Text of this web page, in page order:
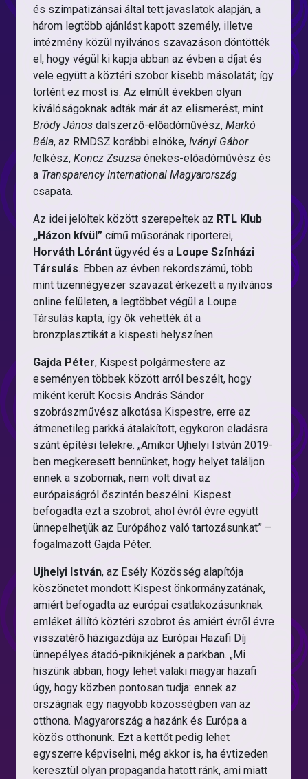
és szimpatizánsai által tett javaslatok alapján, a
három legtöbb ajánlást kapott személy, illetve
intézmény közül nyilvános szavazáson döntötték
el, hogy végül ki kapja abban az évben a díjat és
vele együtt a köztéri szobor kisebb másolatát; így
történt ez most is. Az elmúlt években olyan
kiválóságoknak adták már át az elismerést, mint
Bródy János dalszerző-előadóművész, Markó
Béla, az RMDSZ korábbi elnöke, Iványi Gábor
lelkész, Koncz Zsuzsa énekes-előadóművész és
a Transparency International Magyarország
csapata.
Az idei jelöltek között szerepeltek az RTL Klub
„Házon kívül” című műsorának riporterei,
Horváth Lóránt ügyvéd és a Loupe Színházi
Társulás. Ebben az évben rekordszámú, több
mint tizennégyezer szavazat érkezett a nyilvános
online felületen, a legtöbbet végül a Loupe
Társulás kapta, így ők vehették át a
bronzplasztikát a kispesti helyszínen.
Gajda Péter, Kispest polgármestere az
eseményen többek között arról beszélt, hogy
miként került Kocsis András Sándor
szobrászművész alkotása Kispestre, erre az
átmenetileg parkká átalakított, egykoron eladásra
szánt építési telekre. „Amikor Ujhelyi István 2019-
ben megkeresett bennünket, hogy helyet találjon
ennek a szobornak, nem volt divat az
európaiságról őszintén beszélni. Kispest
befogadta ezt a szobrot, ahol évről évre együtt
ünnepelhetjük az Európához való tartozásunkat” –
fogalmazott Gajda Péter.
Ujhelyi István, az Esély Közösség alapítója
köszönetet mondott Kispest önkormányzatának,
amiért befogadta az európai csatlakozásunknak
emléket állító köztéri szobrot és amiért évről évre
visszatérő házigazdája az Európai Hazafi Díj
ünnepélyes átadó-piknikjének a parkban. „Mi
hiszünk abban, hogy lehet valaki magyar hazafi
úgy, hogy közben pontosan tudja: ennek az
országnak egy nagyobb közösségben van az
otthona. Magyarország a hazánk és Európa a
közös otthonunk. Ezt a kettőt pedig lehet
egyszerre képviselni, még akkor is, ha évtizeden
keresztül olyan propaganda hatott ránk, ami miatt